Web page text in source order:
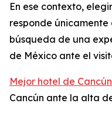
En ese contexto,
responde
búsqueda de una
de México ante el
Mejor hotel de Cancún
Cancún ante la alta